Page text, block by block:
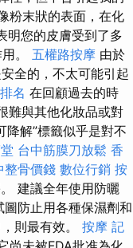
粉末狀的表面，在化
明您的皮膚受到了多
。 五權路按摩 由於
全的，不太可能引起
名 在回顧過去的時
難與其他化妝品或對
降解”標籤似乎是對不
台中筋膜刀放鬆 香
整骨價錢 數位行銷 按
建議全年使用防曬
圖防止用各種保濕劑和
則最有效。 按摩 記